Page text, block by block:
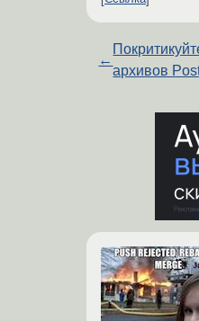
←
архивов